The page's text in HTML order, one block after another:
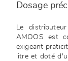
Dosage
Le
AMOOS est
exigeant
litre et doté